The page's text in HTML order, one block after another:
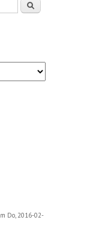
Do, 2016-02-